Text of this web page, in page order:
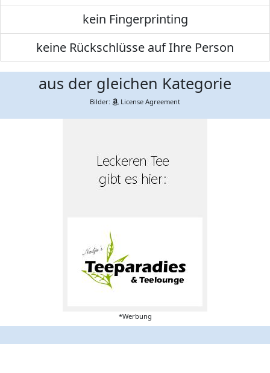
kein Fingerprinting
keine Rückschlüsse auf Ihre Person
aus der gleichen Kategorie
Bilder: License Agreement
*Werbung